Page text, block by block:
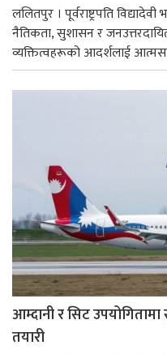
ललितपुर । पूर्वराष्ट्रपति
नैतिकता, सुशासन र
व्यक्तित्वहरूको आदर्शलाई
आम्दानी र सिट
तयारी